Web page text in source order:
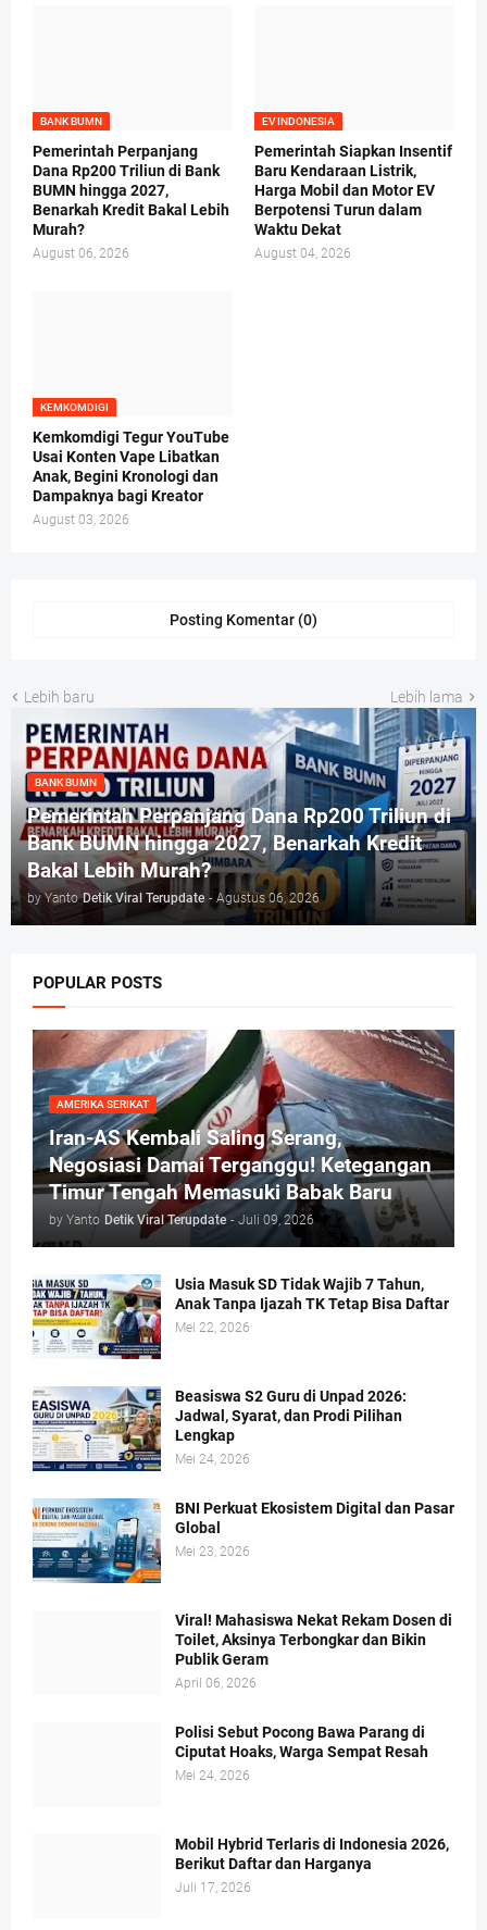
BANK BUMN
Pemerintah Perpanjang
Dana Rp200 Triliun di Bank
BUMN hingga 2027,
Benarkah Kredit Bakal Lebih
Murah?
August 06, 2026
EV INDONESIA
Pemerintah Siapkan Insentif
Baru Kendaraan Listrik,
Harga Mobil dan Motor EV
Berpotensi Turun dalam
Waktu Dekat
August 04, 2026
KEMKOMDIGI
Kemkomdigi Tegur YouTube
Usai Konten Vape Libatkan
Anak, Begini Kronologi dan
Dampaknya bagi Kreator
August 03, 2026
Posting Komentar (0)
Lebih baru Lebih lama
BANK BUMN
Pemerintah Perpanjang Dana Rp200 Triliun di
Bank BUMN hingga 2027, Benarkah Kredit
Bakal Lebih Murah?
by Yanto Detik Viral Terupdate - Agustus 06, 2026
POPULAR POSTS
AMERIKA SERIKAT
Iran-AS Kembali Saling Serang,
Negosiasi Damai Terganggu! Ketegangan
Timur Tengah Memasuki Babak Baru
by Yanto Detik Viral Terupdate - Juli 09, 2026
Usia Masuk SD Tidak Wajib 7 Tahun,
Anak Tanpa Ijazah TK Tetap Bisa Daftar
Mei 22, 2026
Beasiswa S2 Guru di Unpad 2026:
Jadwal, Syarat, dan Prodi Pilihan
Lengkap
Mei 24, 2026
BNI Perkuat Ekosistem Digital dan Pasar
Global
Mei 23, 2026
Viral! Mahasiswa Nekat Rekam Dosen di
Toilet, Aksinya Terbongkar dan Bikin
Publik Geram
April 06, 2026
Polisi Sebut Pocong Bawa Parang di
Ciputat Hoaks, Warga Sempat Resah
Mei 24, 2026
Mobil Hybrid Terlaris di Indonesia 2026,
Berikut Daftar dan Harganya
Juli 17, 2026